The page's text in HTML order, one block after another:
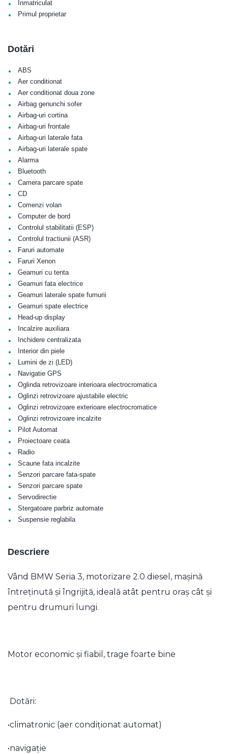
• Înmatriculat
• Primul proprietar
Dotări
• ABS
• Aer conditionat
• Aer conditionat doua zone
• Airbag genunchi sofer
• Airbag-uri cortina
• Airbag-uri frontale
• Airbag-uri laterale fata
• Airbag-uri laterale spate
• Alarma
• Bluetooth
• Camera parcare spate
• CD
• Comenzi volan
• Computer de bord
• Controlul stabilitatii (ESP)
• Controlul tractiunii (ASR)
• Faruri automate
• Faruri Xenon
• Geamuri cu tenta
• Geamuri fata electrice
• Geamuri laterale spate fumurii
• Geamuri spate electrice
• Head-up display
• Incalzire auxiliara
• Inchidere centralizata
• Interior din piele
• Lumini de zi (LED)
• Navigatie GPS
• Oglinda retrovizoare interioara electrocromatica
• Oglinzi retrovizoare ajustabile electric
• Oglinzi retrovizoare exterioare electrocromatice
• Oglinzi retrovizoare incalzite
• Pilot Automat
• Proiectoare ceata
• Radio
• Scaune fata incalzite
• Senzori parcare fata-spate
• Senzori parcare spate
• Servodirectie
• Stergatoare parbriz automate
• Suspensie reglabila
Descriere
Vând BMW Seria 3, motorizare 2.0 diesel, mașină
întreținută și îngrijită, ideală atât pentru oraș cât și
pentru drumuri lungi.
Motor economic și fiabil, trage foarte bine
Dotări:
•climatronic (aer condiționat automat)
•navigație